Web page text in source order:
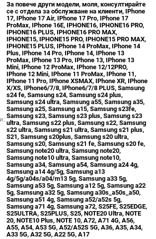
За повече други модели, моля, консултирайте
се с отдела за обслужване на клиенти, IPhone
17, IPhone 17 Air, IPhone 17 Pro, IPhone 17
ProMax, IPhone 16E, IPHONE16, IPHONE16 PRO,
IPHONE16 PLUS, IPHONE16 PRO MAX,
IPHONE15, IPHONE15 PRO, IPHONE15 PRO MAX,
IPHONE15 PLUS, IPhone 14 ProMax, IPhone 14
Plus, IPhone 14 Pro, IPhone 14, IPhone 13
ProMax, IPhone 13 Pro, IPhone 13, IPhone 13
Mini, IPhone 12 ProMax, IPhone 12/12PRO,
IPhone 12 Mini, IPhone 11 ProMax, IPhone 11,
IPhone 11 Pro, IPhone XSMAX, IPhone XR, IPhone
X/XS, IPhone6/7/8, IPhone6/7/8 PLUS, Samsung
s24 fe, Samsung s24, Samsung s24 plus,
Samsung s24 ultra, Samsung a55, Samsung a35,
Samsung a25, Samsung a15, Samsung s23fe,
Samsung s23, Samsung s23 plus, Samsung s23
ultra, Samsung s22 plus, Samsung s22, Samsung
s22 ultra, Samsung s21 ultra, Samsung s21 plus,
S21, Samsung s20plus, Samsung s20 ultra,
Samsung s20, Samsung s21 fe, Samsung s20 fe,
Samsung note20 ultra, Samsung note20,
Samsung note10 ultra, Samsung note10,
Samsung a34, Samsung a54, Samsung a24 4g,
Samsung a14 4g/5g, Samsung a13
4g/5g/a04s/a04/m13 5g, Samsung a33 5g,
Samsung a53 5g, Samsung a12 5g, Samsung a22
5g, Samsung a32 5g, Samsung a30s_a50s_a50,
Samsung a51 4g, Samsung a52/a52s 5g,
Samsung a71 4g, Samsung a72, S25FE, S25EDGE,
S25ULTRA, S25PLUS, S25, NOTE20 Ultra, NOTE
20, NOTE10 Plus, NOTE 10, A72, A71 4G, A56,
A55, A54, A53 5G, A52/A52S 5G, A36, A35, A34,
A33 5G, A32 5G, A22 5G, A17